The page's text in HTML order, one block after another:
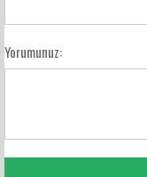
Yorumunuz: